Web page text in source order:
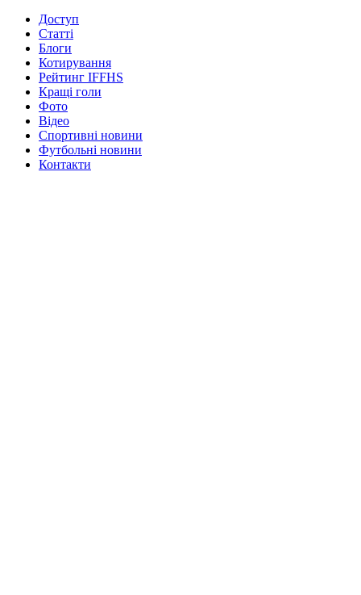
Доступ
Статті
Блоги
Котирування
Рейтинг IFFHS
Кращі голи
Фото
Відео
Спортивні новини
Футбольні новини
Контакти